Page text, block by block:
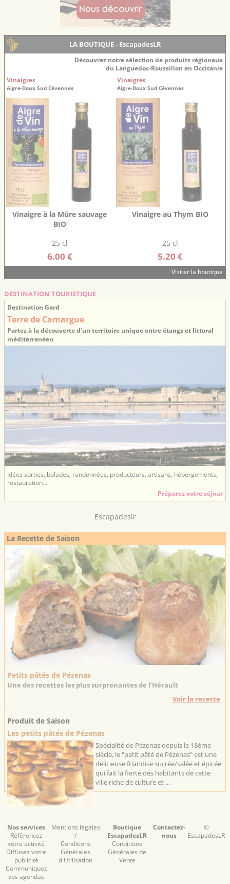
LA BOUTIQUE - EscapadesLR
Découvrez notre sélection de produits régionaux
du Languedoc-Roussillon en Occitanie
Vinaigres
Aigre-Doux Sud Cévennes
Vinaigre à la Mûre sauvage
BIO
25 cl
6.00 €
Vinaigres
Aigre-Doux Sud Cévennes
Vinaigre au Thym BIO
25 cl
5.20 €
Visiter la boutique
DESTINATION TOURISTIQUE
Destination Gard
Terre de Camargue
Partez à la découverte d’un territoire unique entre étangs et littoral
méditerranéen
Idées sorties, balades, randonnées, producteurs, artisans, hébergements,
restauration...
Préparez votre séjour
Escapadeslr
La Recette de Saison
Petits pâtés de Pézenas
Une des recettes les plus surprenantes de l’Hérault
Voir la recette
Produit de Saison
Les petits pâtés de Pézenas
Spécialité de Pézenas depuis le 18ème
siècle, le "petit pâté de Pézenas" est une
délicieuse friandise sucrée/salée et épicée
qui fait la fierté des habitants de cette
ville riche de culture et ...
Nos services
Référencez
votre activité
Diffusez votre
publicité
Communiquez
vos agendas
Mentions légales
/
Conditions
Générales
d'Utilisation
Boutique
EscapadesLR
Conditions
Générales de
Vente
Contactez-
nous
©
EscapadesLR